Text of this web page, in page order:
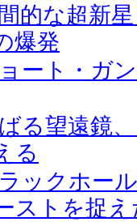
的な超新
爆発
ート・ガ
る望遠鏡
る
ックホー
ストを捉え